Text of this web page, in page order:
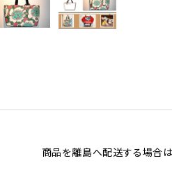
商品を離島へ配送する場合は